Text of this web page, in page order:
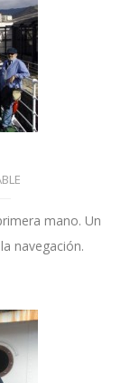
mano. Un
navegación.